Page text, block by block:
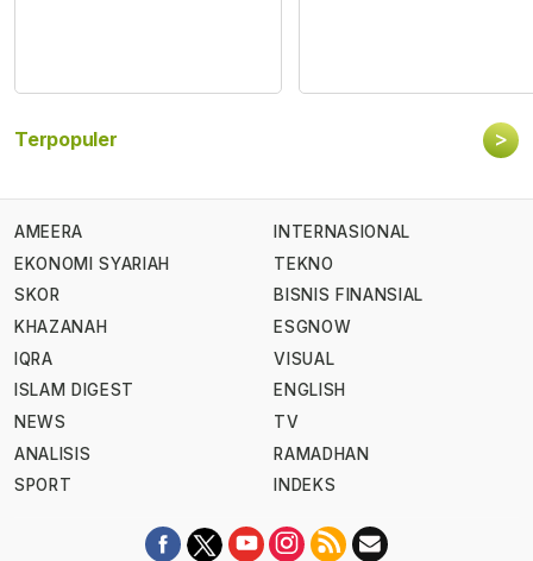
Terpopuler >
AMEERA
EKONOMI SYARIAH
SKOR
KHAZANAH
IQRA
ISLAM DIGEST
NEWS
ANALISIS
SPORT
INTERNASIONAL
TEKNO
BISNIS FINANSIAL
ESGNOW
VISUAL
ENGLISH
TV
RAMADHAN
INDEKS